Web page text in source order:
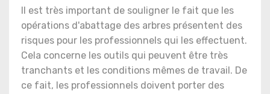
Il est très important de souligner le fait que les
opérations d'abattage des arbres présentent des
risques pour les professionnels qui les effectuent.
Cela concerne les outils qui peuvent être très
tranchants et les conditions mêmes de travail. De
ce fait, les professionnels doivent porter des